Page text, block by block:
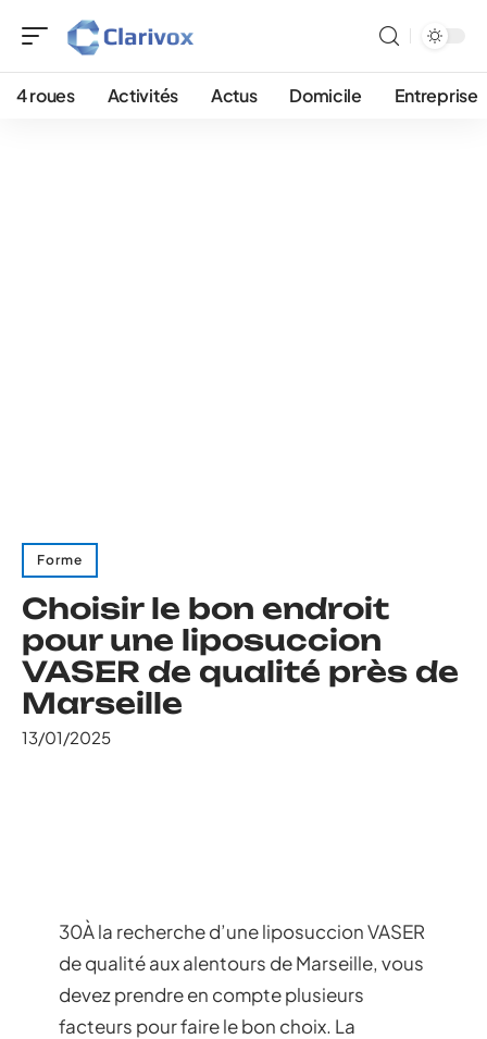
4 roues Activités Actus Domicile Entreprise
Forme
Choisir le bon endroit
pour une liposuccion
VASER de qualité près de
Marseille
13/01/2025
30À la recherche d’une liposuccion VASER
de qualité aux alentours de Marseille, vous
devez prendre en compte plusieurs
facteurs pour faire le bon choix. La